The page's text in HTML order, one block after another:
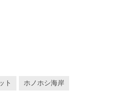
ト ホノホシ海岸